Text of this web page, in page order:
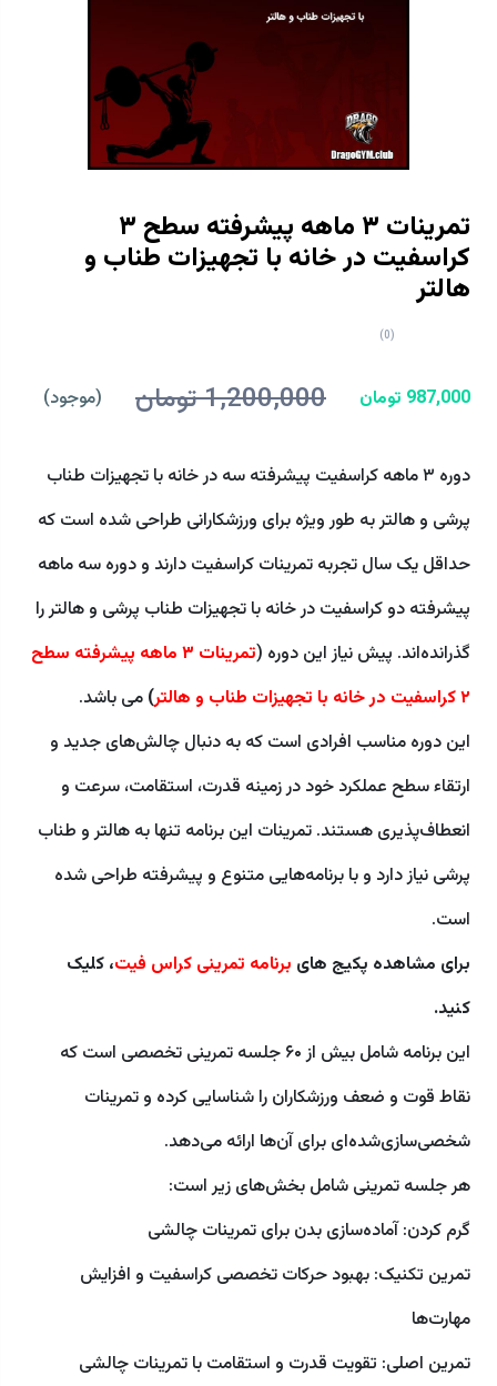
تمرینات ۳ ماهه پیشرفته سطح ۳
کراسفیت در خانه با تجهیزات طناب و
هالتر
(0)
987,000 تومان 1,200,000 تومان (موجود)
دوره ۳ ماهه کراسفیت پیشرفته سه در خانه با تجهیزات طناب
پرشی و هالتر به طور ویژه برای ورزشکارانی طراحی شده است که
حداقل یک سال تجربه تمرینات کراسفیت دارند و دوره سه ماهه
پیشرفته دو کراسفیت در خانه با تجهیزات طناب پرشی و هالتر را
گذرانده‌اند. پیش نیاز این دوره (
تمرینات ۳ ماهه پیشرفته سطح
۲ کراسفیت در خانه با تجهیزات طناب و هالتر
) می باشد.
این دوره مناسب افرادی است که به دنبال چالش‌های جدید و
ارتقاء سطح عملکرد خود در زمینه قدرت، استقامت، سرعت و
انعطاف‌پذیری هستند. تمرینات این برنامه تنها به هالتر و طناب
پرشی نیاز دارد و با برنامه‌هایی متنوع و پیشرفته طراحی شده
است.
برای مشاهده پکیج های برنامه تمرینی کراس فیت، کلیک
کنید.
این برنامه شامل بیش از ۶۰ جلسه تمرینی تخصصی است که
نقاط قوت و ضعف ورزشکاران را شناسایی کرده و تمرینات
شخصی‌سازی‌شده‌ای برای آن‌ها ارائه می‌دهد.
هر جلسه تمرینی شامل بخش‌های زیر است:
گرم کردن: آماده‌سازی بدن برای تمرینات چالشی
تمرین تکنیک: بهبود حرکات تخصصی کراسفیت و افزایش
مهارت‌ها
تمرین اصلی: تقویت قدرت و استقامت با تمرینات چالشی